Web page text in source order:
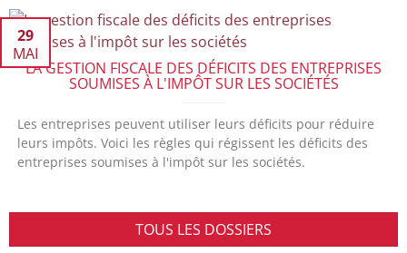
LA GESTION FISCALE DES DÉFICITS DES ENTREPRISES
SOUMISES À L'IMPÔT SUR LES SOCIÉTÉS
29
MAI
Les entreprises peuvent utiliser leurs déficits pour réduire
leurs impôts. Voici les règles qui régissent les déficits des
entreprises soumises à l'impôt sur les sociétés.
TOUS LES DOSSIERS